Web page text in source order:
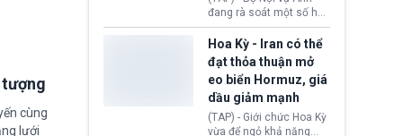
cùng
lưới
chuẩn sức khỏe chỉ vì
chi phí điều trị khi nộp hồ
đang rà soát một số hồ
sơ thuộc Chương trình
Định cư EU (EU
Settlement Scheme -
EUSS) sau khi xác định
có trường hợp được cấp
quy chế cư trú hậu
Brexit “do nhầm lẫn”.
Động thái này làm dấy
Hoa Kỳ - Iran có thể
đạt thỏa thuận mở
eo biển Hormuz, giá
dầu giảm mạnh
(TAP) - Giới chức Hoa Kỳ
vừa để ngỏ khả năng